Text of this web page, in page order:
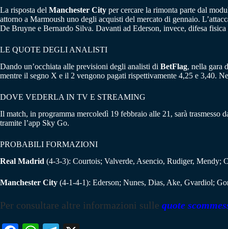
La risposta del Manchester City per cercare la rimonta parte dal
attorno a Marmoush uno degli acquisti del mercato di gennaio.
De Bruyne e Bernardo Silva. Davanti ad Ederson, invece, difesa
LE QUOTE DEGLI ANALISTI
Dando un’occhiata alle previsioni degli analisti di BetFlag, nella gara
mentre il segno X e il 2 vengono pagati rispettivamente 4,25 e 3,40.
DOVE VEDERLA IN TV E STREAMING
Il match, in programma mercoledì 19 febbraio alle 21, sarà trasmesso
tramite l’app Sky Go.
PROBABILI FORMAZIONI
Real Madrid (4-3-3): Courtois; Valverde, Asencio, Rudiger, Mendy;
Manchester City (4-1-4-1): Ederson; Nunes, Dias, Ake, Gvardiol;
Per consultare altre informazioni sulle quote